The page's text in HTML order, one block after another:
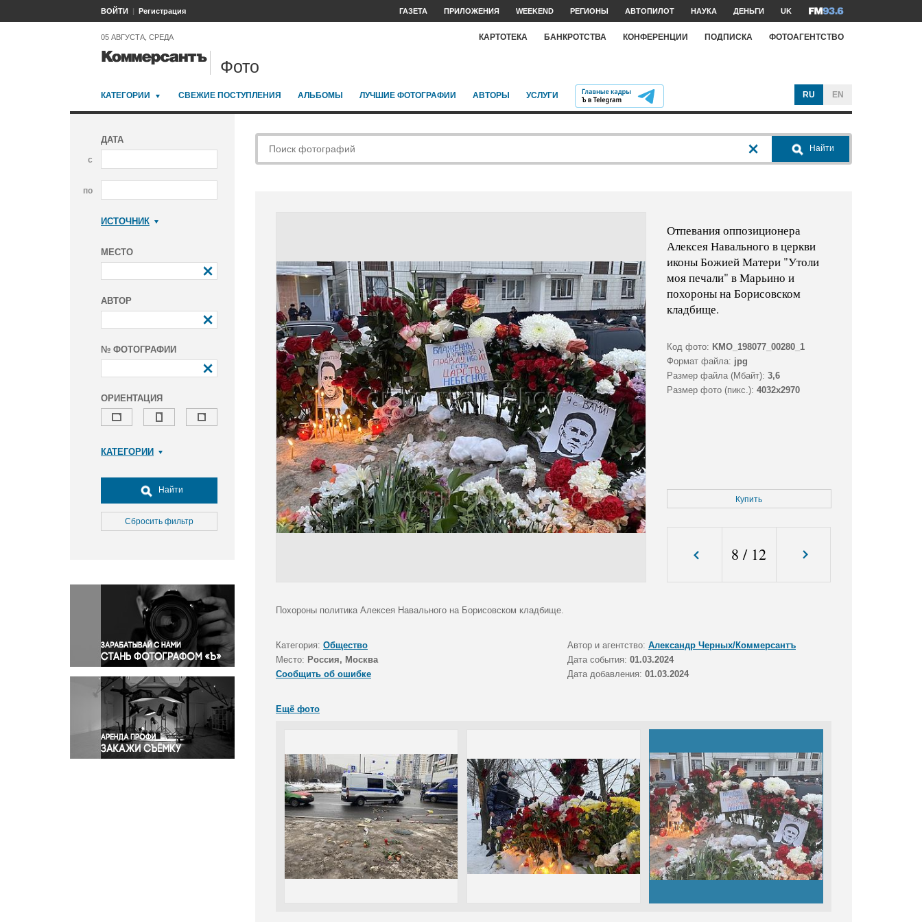
ВОЙТИ Регистрация ГАЗЕТА ПРИЛОЖЕНИЯ WEEKEND РЕГИОНЫ АВТОПИЛОТ НАУКА ДЕНЬГИ UK
05 АВГУСТА, СРЕДА КАРТОТЕКА БАНКРОТСТВА КОНФЕРЕНЦИИ ПОДПИСКА ФОТОАГЕНТСТВО
Фото
КАТЕГОРИИ СВЕЖИЕ ПОСТУПЛЕНИЯ АЛЬБОМЫ ЛУЧШИЕ ФОТОГРАФИИ АВТОРЫ УСЛУГИ RU EN
ДАТА
с
по
ИСТОЧНИК
МЕСТО
АВТОР
№ ФОТОГРАФИИ
ОРИЕНТАЦИЯ
КАТЕГОРИИ
Досуг, туризм и отдых
Культура
Медицина
Окружающая среда
Политика
Правосудие
Происшествия и конфликты
Религия
Светская жизнь
Спорт
Экология
Экономика и бизнес
Найти
Сбросить фильтр
Найти
Отпевания оппозиционера
Алексея Навального в церкви
иконы Божией Матери "Утоли
моя печали" в Марьино и
похороны на Борисовском
кладбище.
Код фото: KMO_198077_00280_1
Формат файла: jpg
Размер файла (Мбайт): 3,6
Размер фото (пикс.): 4032x2970
Купить
8 / 12
Похороны политика Алексея Навального на Борисовском кладбище.
Категория: Общество Автор и агентство: Александр Черных/Коммерсантъ
Место: Россия, Москва Дата события: 01.03.2024
Сообщить об ошибке
Дата добавления: 01.03.2024
Ещё фото